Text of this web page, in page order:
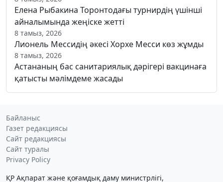
Елена Рыбакина Торонтодағы турнирдің үшінші
айналымында жеңіске жетті
8 тамыз, 2026
Лионель Мессидің әкесі Хорхе Месси көз жұмды
8 тамыз, 2026
Астананың бас санитариялық дәрігері вакцинаға
қатысты мәлімдеме жасады
Байланыс
Газет редакциясы
Сайт редакциясы
Сайт туралы
Privacy Policy
ҚР Ақпарат және қоғамдық даму министрлігі,